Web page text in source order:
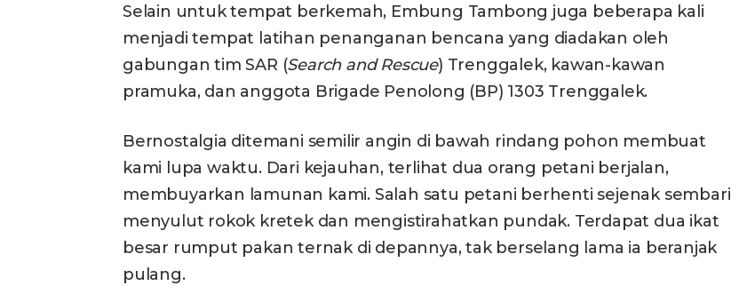
Selain untuk tempat berkemah, Embung Tambong juga beberapa kali
menjadi tempat latihan penanganan bencana yang diadakan oleh
gabungan tim SAR (Search and Rescue) Trenggalek, kawan-kawan
pramuka, dan anggota Brigade Penolong (BP) 1303 Trenggalek.
Bernostalgia ditemani semilir angin di bawah rindang pohon membuat
kami lupa waktu. Dari kejauhan, terlihat dua orang petani berjalan,
membuyarkan lamunan kami. Salah satu petani berhenti sejenak sembari
menyulut rokok kretek dan mengistirahatkan pundak. Terdapat dua ikat
besar rumput pakan ternak di depannya, tak berselang lama ia beranjak
pulang.